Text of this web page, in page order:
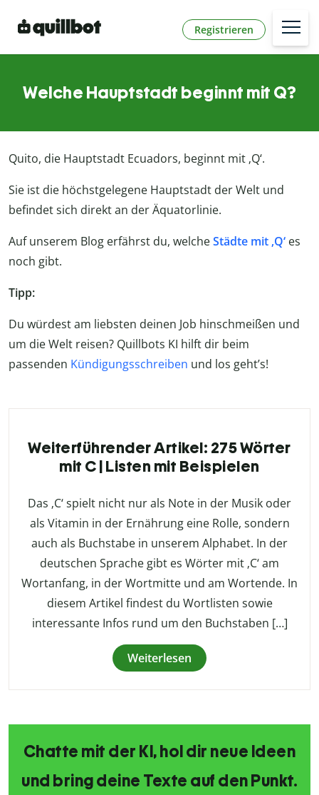
Registrieren
Welche Hauptstadt beginnt mit Q?
Quito, die Hauptstadt Ecuadors, beginnt mit ‚Q‘.
Sie ist die höchstgelegene Hauptstadt der Welt und
befindet sich direkt an der Äquatorlinie.
Auf unserem Blog erfährst du, welcheStädte mit ‚Q‘ es
noch gibt.
Tipp:
Du würdest am liebsten deinen Job hinschmeißen und
um die Welt reisen? Quillbots KI hilft dir beim
passenden Kündigungsschreiben und los geht’s!
Weiterführender Artikel: 275 Wörter
mit C | Listen mit Beispielen
Das ‚C‘ spielt nicht nur als Note in der Musik oder
als Vitamin in der Ernährung eine Rolle, sondern
auch als Buchstabe in unserem Alphabet. In der
deutschen Sprache gibt es Wörter mit ‚C‘ am
Wortanfang, in der Wortmitte und am Wortende. In
diesem Artikel findest du Wortlisten sowie
interessante Infos rund um den Buchstaben […]
Weiterlesen
Chatte mit der KI, hol dir neue Ideen
und bring deine Texte auf den Punkt.